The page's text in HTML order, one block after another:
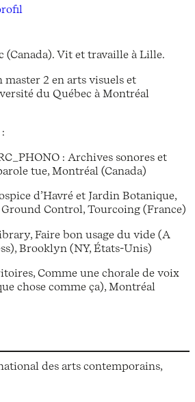
(Canada). Vit et travaille à Lille.
2 en arts visuels et
du Québec à Montréal
: Archives sonores et
tue, Montréal (Canada)
d’Havré et Jardin Botanique,
Control, Tourcoing (France)
Faire bon usage du vide (A
Brooklyn (NY, États-Unis)
Comme une chorale de voix
chose comme ça), Montréal
des arts contemporains,